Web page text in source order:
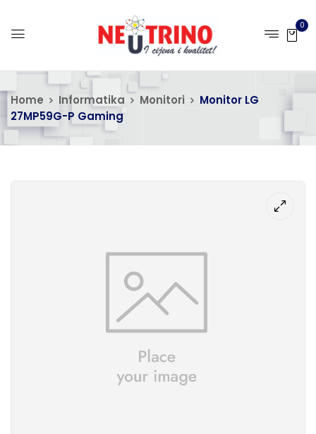
0
Home Informatika Monitori
Monitor LG
27MP59G-P Gaming